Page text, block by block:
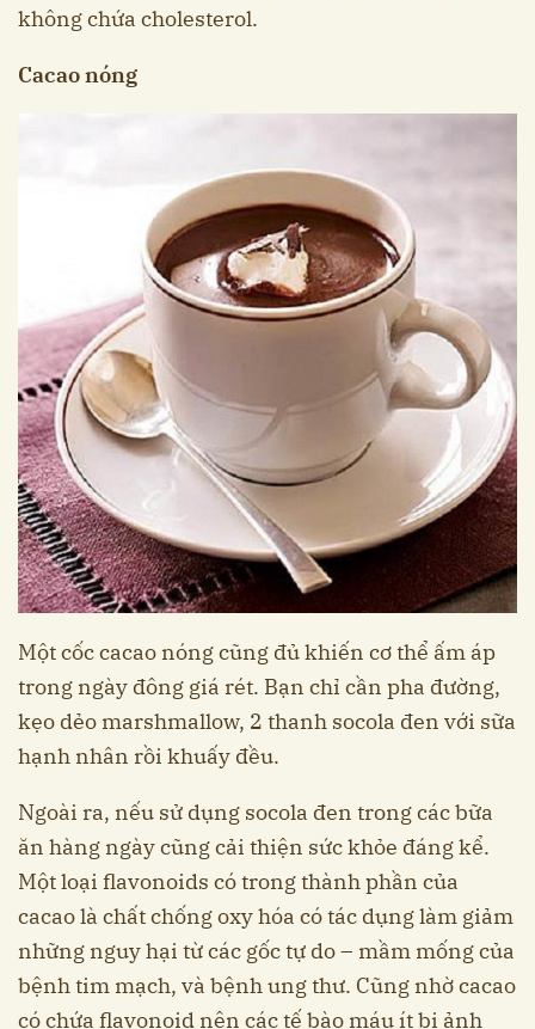
không chứa cholesterol.
Cacao nóng
Một cốc cacao nóng cũng đủ khiến cơ thể ấm áp
trong ngày đông giá rét. Bạn chỉ cần pha đường,
kẹo dẻo marshmallow, 2 thanh socola đen với sữa
hạnh nhân rồi khuấy đều.
Ngoài ra, nếu sử dụng socola đen trong các bữa
ăn hàng ngày cũng cải thiện sức khỏe đáng kể.
Một loại flavonoids có trong thành phần của
cacao là chất chống oxy hóa có tác dụng làm giảm
những nguy hại từ các gốc tự do – mầm mống của
bệnh tim mạch, và bệnh ung thư. Cũng nhờ cacao
có chứa flavonoid nên các tế bào máu ít bị ảnh